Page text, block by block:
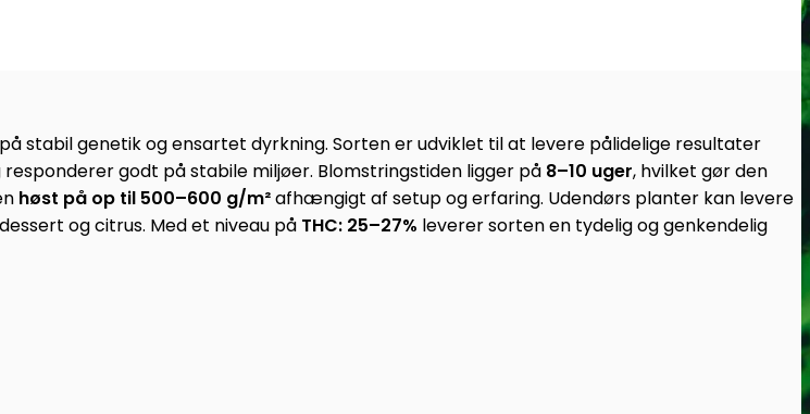
stabil genetik og ensartet dyrkning. Sorten er udviklet til at levere pålidelige resultater
godt på stabile miljøer. Blomstringstiden ligger på 8–10 uger, hvilket gør den
høst på op til 500–600 g/m²afhængigt af setup og erfaring. Udendørs planter kan levere
og citrus. Med et niveau på THC: 25–27% leverer sorten en tydelig og genkendelig